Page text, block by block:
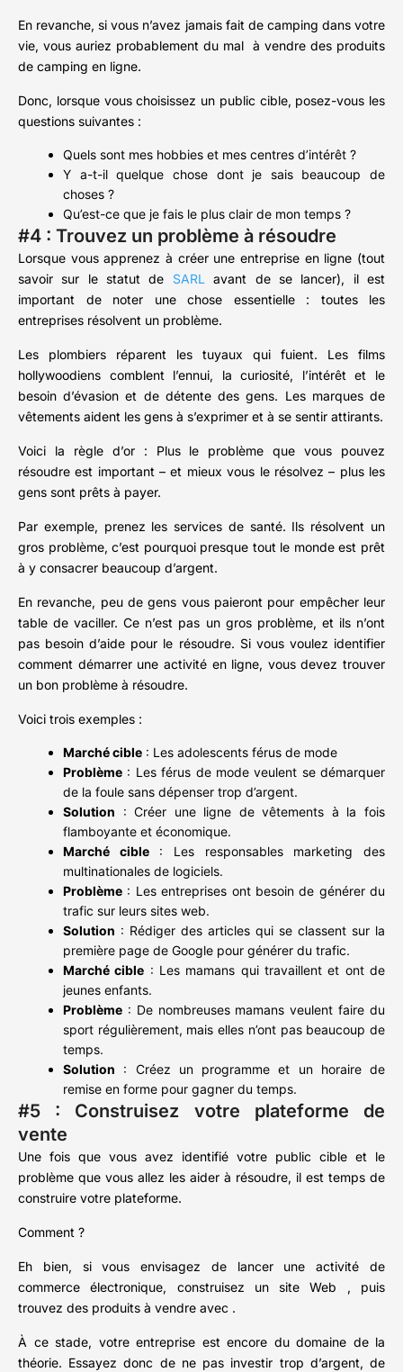
En revanche, si vous n’avez jamais fait de camping dans votre
vie, vous auriez probablement du mal à vendre des produits
de camping en ligne.
Donc, lorsque vous choisissez un public cible, posez-vous les
questions suivantes :
Quels sont mes hobbies et mes centres d’intérêt ?
Y a-t-il quelque chose dont je sais beaucoup de
choses ?
Qu’est-ce que je fais le plus clair de mon temps ?
#4 : Trouvez un problème à résoudre
Lorsque vous apprenez à créer une entreprise en ligne (tout
savoir sur le statut de SARLavant de se lancer), il est
important de noter une chose essentielle : toutes les
entreprises résolvent un problème.
Les plombiers réparent les tuyaux qui fuient. Les films
hollywoodiens comblent l’ennui, la curiosité, l’intérêt et le
besoin d’évasion et de détente des gens. Les marques de
vêtements aident les gens à s’exprimer et à se sentir attirants.
Voici la règle d’or : Plus le problème que vous pouvez
résoudre est important – et mieux vous le résolvez – plus les
gens sont prêts à payer.
Par exemple, prenez les services de santé. Ils résolvent un
gros problème, c’est pourquoi presque tout le monde est prêt
à y consacrer beaucoup d’argent.
En revanche, peu de gens vous paieront pour empêcher leur
table de vaciller. Ce n’est pas un gros problème, et ils n’ont
pas besoin d’aide pour le résoudre. Si vous voulez identifier
comment démarrer une activité en ligne, vous devez trouver
un bon problème à résoudre.
Voici trois exemples :
Marché cible : Les adolescents férus de mode
Problème : Les férus de mode veulent se démarquer
de la foule sans dépenser trop d’argent.
Solution : Créer une ligne de vêtements à la fois
flamboyante et économique.
Marché cible: Les responsables marketing des
multinationales de logiciels.
Problème : Les entreprises ont besoin de générer du
trafic sur leurs sites web.
Solution : Rédiger des articles qui se classent sur la
première page de Google pour générer du trafic.
Marché cible : Les mamans qui travaillent et ont de
jeunes enfants.
Problème : De nombreuses mamans veulent faire du
sport régulièrement, mais elles n’ont pas beaucoup de
temps.
Solution : Créez un programme et un horaire de
remise en forme pour gagner du temps.
#5 : Construisez votre plateforme de
vente
Une fois que vous avez identifié votre public cible et le
problème que vous allez les aider à résoudre, il est temps de
construire votre plateforme.
Comment ?
Eh bien, si vous envisagez de lancer une activité de
commerce électronique, construisez un site Web , puis
trouvez des produits à vendre avec .
À ce stade, votre entreprise est encore du domaine de la
théorie. Essayez donc de ne pas investir trop d’argent, de